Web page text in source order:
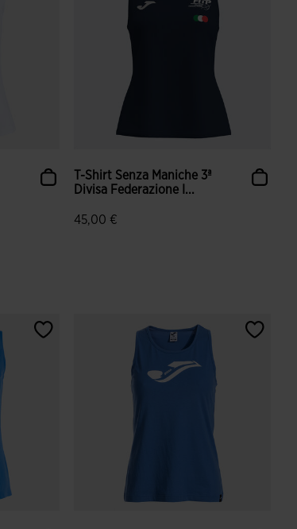
T-Shirt Senza Maniche 3ª
Divisa Federazione I...
45,00 €